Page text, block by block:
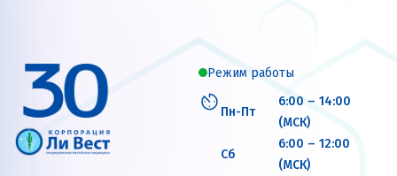
Режим работы
Пн-Пт
6:00 – 14:00
(МСК)
Сб
6:00 – 12:00
(МСК)